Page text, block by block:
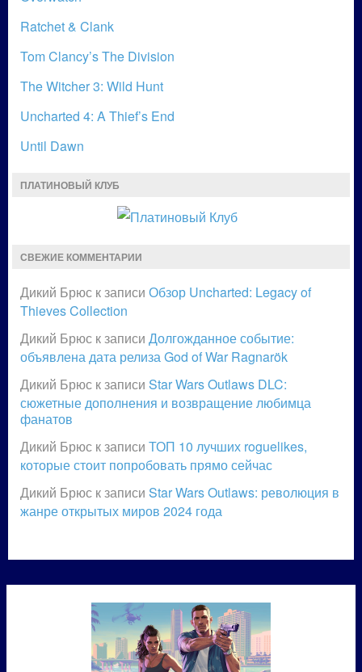
Ratchet & Clank
Tom Clancy’s The Division
The Witcher 3: Wild Hunt
Uncharted 4: A Thief’s End
Until Dawn
ПЛАТИНОВЫЙ КЛУБ
СВЕЖИЕ КОММЕНТАРИИ
Дикий Брюс к записи Обзор Uncharted: Legacy of
Thieves Collection
Дикий Брюс к записи Долгожданное событие:
объявлена дата релиза God of War Ragnarök
Дикий Брюс к записи Star Wars Outlaws DLC:
сюжетные дополнения и возвращение любимца
фанатов
Дикий Брюс к записи ТОП 10 лучших roguelikes,
которые стоит попробовать прямо сейчас
Дикий Брюс к записи Star Wars Outlaws: революция в
жанре открытых миров 2024 года